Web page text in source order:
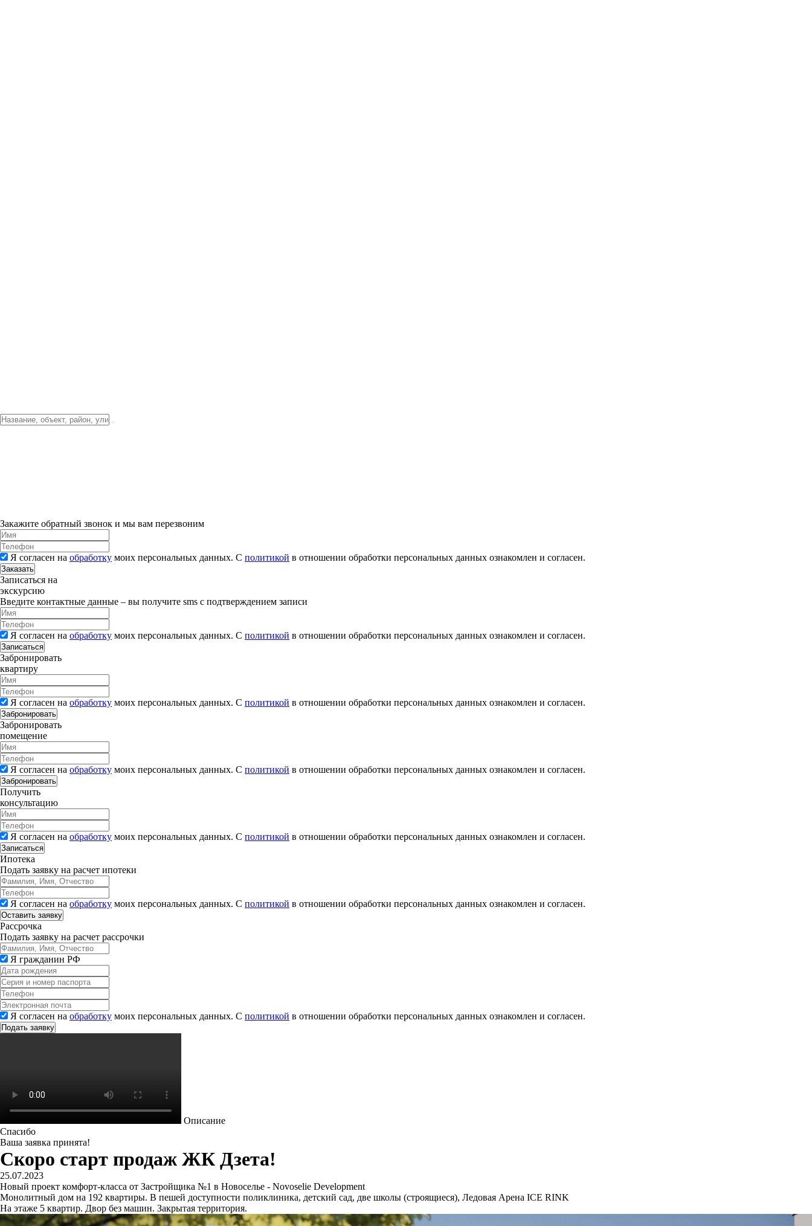
Закажите обратный звонок и мы вам перезвоним
Я согласен на обработку моих персональных данных. С политикой в отношении обработки персональных данных ознакомлен и согласен.
Заказать
Записаться на
экскурсию
Введите контактные данные – вы получите sms с подтверждением записи
Я согласен на обработку моих персональных данных. С политикой в отношении обработки персональных данных ознакомлен и согласен.
Записаться
Забронировать
квартиру
Я согласен на обработку моих персональных данных. С политикой в отношении обработки персональных данных ознакомлен и согласен.
Забронировать
Забронировать
помещение
Я согласен на обработку моих персональных данных. С политикой в отношении обработки персональных данных ознакомлен и согласен.
Забронировать
Получить
консультацию
Я согласен на обработку моих персональных данных. С политикой в отношении обработки персональных данных ознакомлен и согласен.
Записаться
Ипотека
Подать заявку на расчет ипотеки
Я согласен на обработку моих персональных данных. С политикой в отношении обработки персональных данных ознакомлен и согласен.
Рассрочка
Подать заявку на расчет рассрочки
Я гражданин РФ
Я согласен на обработку моих персональных данных. С политикой в отношении обработки персональных данных ознакомлен и согласен.
Описание
Спасибо
Ваша заявка принята!
Скоро старт продаж ЖК Дзета!
25.07.2023
Новый проект комфорт-класса от Застройщика №1 в Новоселье - Novoselie Development
Монолитный дом на 192 квартиры. В пешей доступности поликлиника, детский сад, две школы (строящиеся), Ледовая Арена ICE RINK
На этаже 5 квартир. Двор без машин. Закрытая территория.